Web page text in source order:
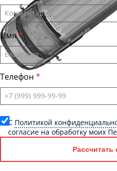
Имя
Телефон
C Политикой
согласие на обработку моих
Рассчитать